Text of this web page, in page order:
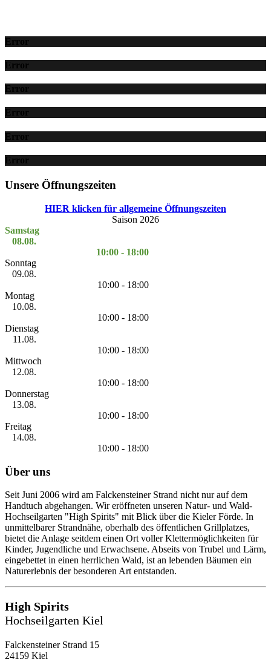
Error
Error
Error
Error
Error
Error
Unsere Öffnungszeiten
HIER klicken für allgemeine Öffnungszeiten
Saison 2026
Samstag
08.08.
10:00 - 18:00
Sonntag
09.08.
10:00 - 18:00
Montag
10.08.
10:00 - 18:00
Dienstag
11.08.
10:00 - 18:00
Mittwoch
12.08.
10:00 - 18:00
Donnerstag
13.08.
10:00 - 18:00
Freitag
14.08.
10:00 - 18:00
Über uns
Seit Juni 2006 wird am Falckensteiner Strand nicht nur auf dem
Handtuch abgehangen. Wir eröffneten unseren Natur- und Wald-
Hochseilgarten "High Spirits" mit Blick über die Kieler Förde. In
unmittelbarer Strandnähe, oberhalb des öffentlichen Grillplatzes,
bietet die Anlage seitdem einen Ort voller Klettermöglichkeiten für
Kinder, Jugendliche und Erwachsene. Abseits von Trubel und Lärm,
eingebettet in einen herrlichen Wald, ist an lebenden Bäumen ein
Naturerlebnis der besonderen Art entstanden.
High Spirits
Hochseilgarten Kiel
Falckensteiner Strand 15
24159 Kiel